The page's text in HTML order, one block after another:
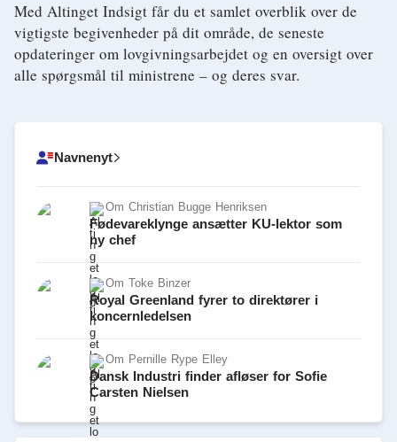
Med Altinget Indsigt får du et samlet overblik over de
vigtigste begivenheder på dit område, de seneste
opdateringer om lovgivningsarbejdet og en oversigt over
alle spørgsmål til ministrene – og deres svar.
Navnenyt
Om Christian Bugge Henriksen
Fødevareklynge ansætter KU-lektor som
ny chef
Om Toke Binzer
Royal Greenland fyrer to direktører i
koncernledelsen
Om Pernille Rype Elley
Dansk Industri finder afløser for Sofie
Carsten Nielsen